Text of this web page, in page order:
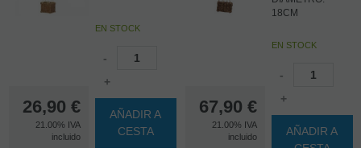
26,90 €
21.00% IVA
incluido
EN STOCK
-
+
AÑADIR A
CESTA
67,90 €
21.00% IVA
incluido
18CM
EN STOCK
-
+
AÑADIR A